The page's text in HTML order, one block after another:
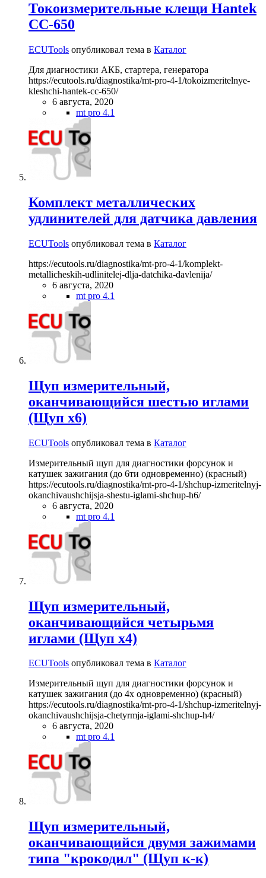
Токоизмерительные клещи Hantek
CC-650
ECUTools опубликовал тема в Каталог
Для диагностики АКБ, стартера, генератора
https://ecutools.ru/diagnostika/mt-pro-4-1/tokoizmeritelnye-
kleshchi-hantek-cc-650/
6 августа, 2020
mt pro 4.1
Комплект металлических
удлинителей для датчика давления
ECUTools опубликовал тема в Каталог
https://ecutools.ru/diagnostika/mt-pro-4-1/komplekt-
metallicheskih-udlinitelej-dlja-datchika-davlenija/
6 августа, 2020
mt pro 4.1
Щуп измерительный,
оканчивающийся шестью иглами
(Щуп х6)
ECUTools опубликовал тема в Каталог
Измерительный щуп для диагностики форсунок и
катушек зажигания (до 6ти одновременно) (красный)
https://ecutools.ru/diagnostika/mt-pro-4-1/shchup-izmeritelnyj-
okanchivaushchijsja-shestu-iglami-shchup-h6/
6 августа, 2020
mt pro 4.1
Щуп измерительный,
оканчивающийся четырьмя
иглами (Щуп х4)
ECUTools опубликовал тема в Каталог
Измерительный щуп для диагностики форсунок и
катушек зажигания (до 4х одновременно) (красный)
https://ecutools.ru/diagnostika/mt-pro-4-1/shchup-izmeritelnyj-
okanchivaushchijsja-chetyrmja-iglami-shchup-h4/
6 августа, 2020
mt pro 4.1
Щуп измерительный,
оканчивающийся двумя зажимами
типа "крокодил" (Щуп к-к)